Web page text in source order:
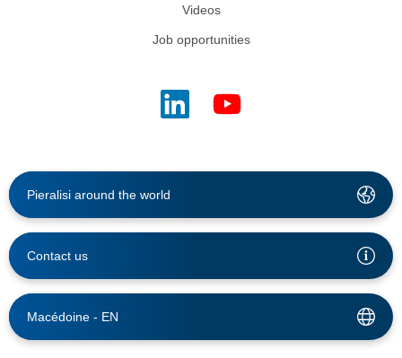
Videos
Job opportunities
Pieralisi around the world
Contact us
Macédoine - EN